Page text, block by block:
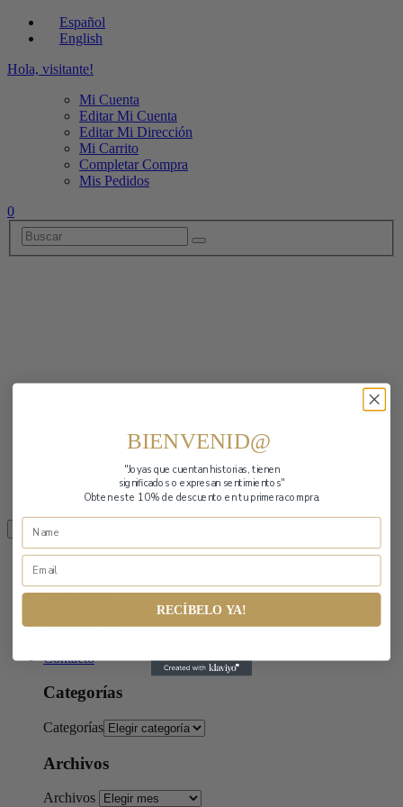
Español
English
Hola, visitante!
Mi Cuenta
Editar Mi Cuenta
Editar Mi Dirección
Mi Carrito
Completar Compra
Mis Pedidos
0
Toggle navigation
Inicio
Sharon Loew
Colecciones
Encuéntranos
Contacto
Categorías
Categorías
Archivos
Archivos
BIENVENID@
"Joyas que cuentan historias,tienen
significados o expresan sentimientos"
Obten este 10% de descuento en tu primera compra.
RECÍBELO YA!